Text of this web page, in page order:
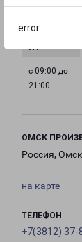
error
21:00
с 09:00 до
21:00
ОМСК
Россия,
на карте
ТЕЛЕФОН
+7(3812) 37-